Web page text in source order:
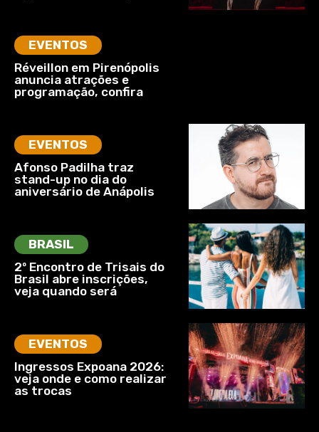
EVENTOS
Réveillon em Pirenópolis
anuncia atrações e
programação, confira
EVENTOS
Afonso Padilha traz
stand-up no dia do
aniversário de Anápolis
BRASIL
2º Encontro de Trisais do
Brasil abre inscrições,
veja quando será
EVENTOS
Ingressos Expoana 2026:
veja onde e como realizar
as trocas